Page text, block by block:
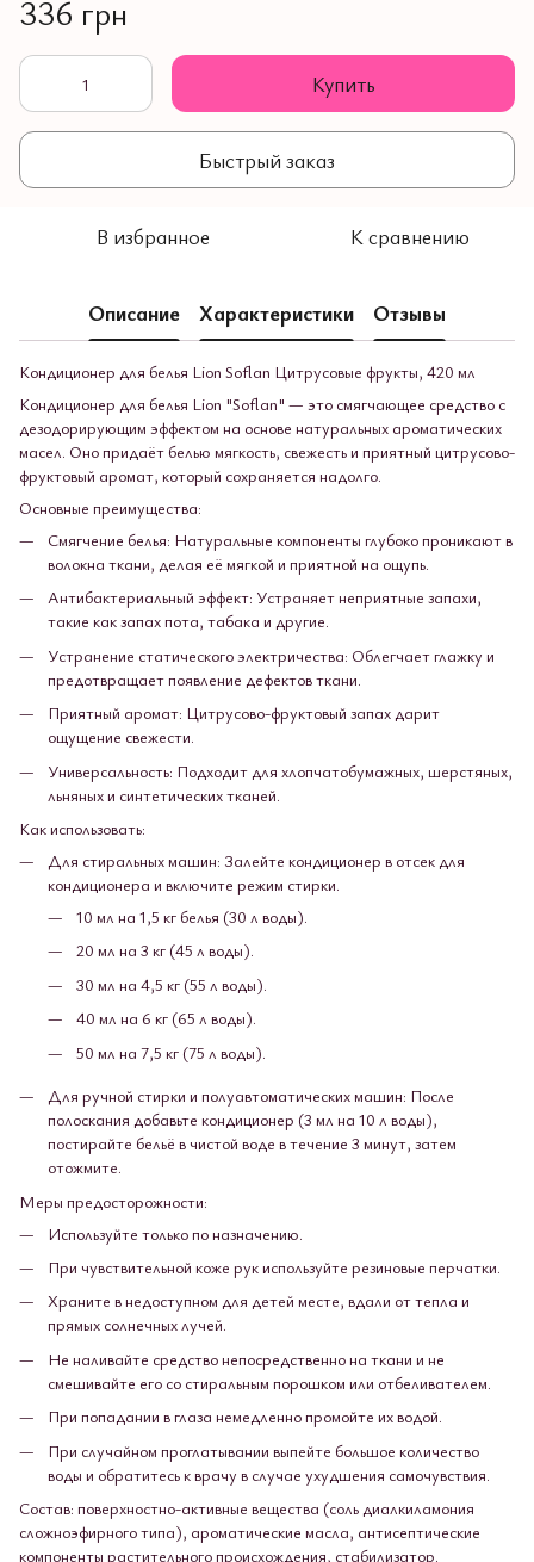
336 грн
Купить
Быстрый заказ
В избранное К сравнению
Описание Характеристики Отзывы
Кондиционер для белья Lion Soflan Цитрусовые фрукты, 420 мл
Кондиционер для белья Lion "Soflan" — это смягчающее средство с
дезодорирующим эффектом на основе натуральных ароматических
масел. Оно придаёт белью мягкость, свежесть и приятный цитрусово-
фруктовый аромат, который сохраняется надолго.
Основные преимущества:
Смягчение белья: Натуральные компоненты глубоко проникают в
волокна ткани, делая её мягкой и приятной на ощупь.
Антибактериальный эффект: Устраняет неприятные запахи,
такие как запах пота, табака и другие.
Устранение статического электричества: Облегчает глажку и
предотвращает появление дефектов ткани.
Приятный аромат: Цитрусово-фруктовый запах дарит
ощущение свежести.
Универсальность: Подходит для хлопчатобумажных, шерстяных,
льняных и синтетических тканей.
Как использовать:
Для стиральных машин: Залейте кондиционер в отсек для
кондиционера и включите режим стирки.
10 мл на 1,5 кг белья (30 л воды).
20 мл на 3 кг (45 л воды).
30 мл на 4,5 кг (55 л воды).
40 мл на 6 кг (65 л воды).
50 мл на 7,5 кг (75 л воды).
Для ручной стирки и полуавтоматических машин: После
полоскания добавьте кондиционер (3 мл на 10 л воды),
постирайте бельё в чистой воде в течение 3 минут, затем
отожмите.
Меры предосторожности:
Используйте только по назначению.
При чувствительной коже рук используйте резиновые перчатки.
Храните в недоступном для детей месте, вдали от тепла и
прямых солнечных лучей.
Не наливайте средство непосредственно на ткани и не
смешивайте его со стиральным порошком или отбеливателем.
При попадании в глаза немедленно промойте их водой.
При случайном проглатывании выпейте большое количество
воды и обратитесь к врачу в случае ухудшения самочувствия.
Состав: поверхностно-активные вещества (соль диалкиламония
сложноэфирного типа), ароматические масла, антисептические
компоненты растительного происхождения, стабилизатор.